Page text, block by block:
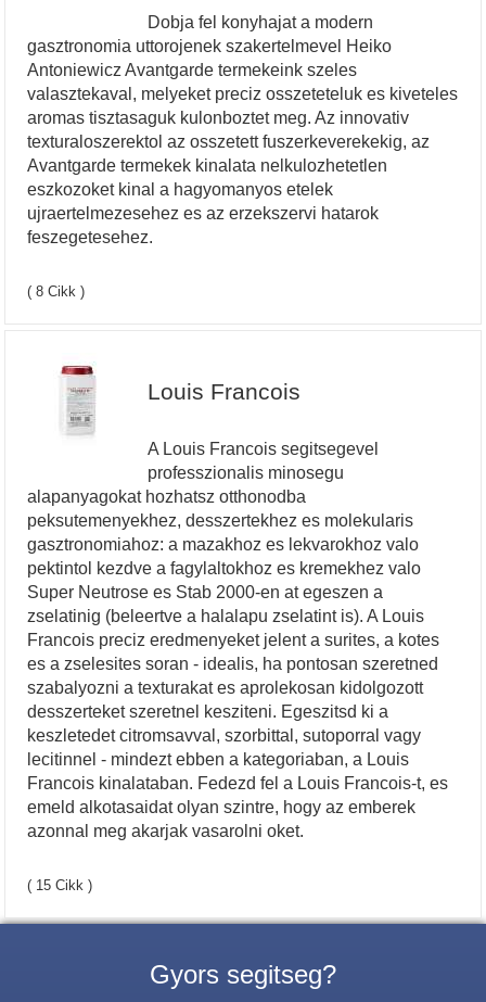
Dobja fel konyhajat a modern
gasztronomia uttorojenek szakertelmevel Heiko
Antoniewicz Avantgarde termekeink szeles
valasztekaval, melyeket preciz osszeteteluk es kiveteles
aromas tisztasaguk kulonboztet meg. Az innovativ
texturaloszerektol az osszetett fuszerkeverekekig, az
Avantgarde termekek kinalata nelkulozhetetlen
eszkozoket kinal a hagyomanyos etelek
ujraertelmezesehez es az erzekszervi hatarok
feszegetesehez.
( 8 Cikk )
Louis Francois
A Louis Francois segitsegevel
professzionalis minosegu
alapanyagokat hozhatsz otthonodba
peksutemenyekhez, desszertekhez es molekularis
gasztronomiahoz: a mazakhoz es lekvarokhoz valo
pektintol kezdve a fagylaltokhoz es kremekhez valo
Super Neutrose es Stab 2000-en at egeszen a
zselatinig (beleertve a halalapu zselatint is). A Louis
Francois preciz eredmenyeket jelent a surites, a kotes
es a zselesites soran - idealis, ha pontosan szeretned
szabalyozni a texturakat es aprolekosan kidolgozott
desszerteket szeretnel kesziteni. Egeszitsd ki a
keszletedet citromsavval, szorbittal, sutoporral vagy
lecitinnel - mindezt ebben a kategoriaban, a Louis
Francois kinalataban. Fedezd fel a Louis Francois-t, es
emeld alkotasaidat olyan szintre, hogy az emberek
azonnal meg akarjak vasarolni oket.
( 15 Cikk )
Gyors segitseg?